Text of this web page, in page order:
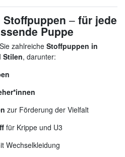
Stoffpuppen – für jede
Puppe
zahlreiche Stoffpuppen in
Stilen, darunter:
zur Förderung der Vielfalt
für Krippe und U3
Wechselkleidung